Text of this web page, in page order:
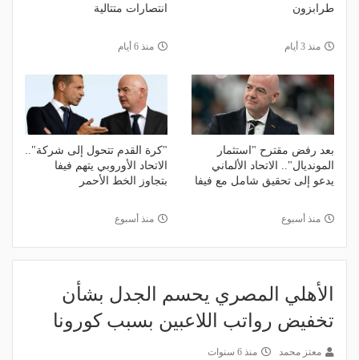
طرابزون
منذ 3 أيام
انتصارات متتالية
منذ 6 أيام
بعد رفض مقترح "استثمار
المونديال".. الاتحاد الألماني
يدعو إلى تحقيق شامل مع فيفا
منذ أسبوع
"كرة القدم تتحول إلى شركة"..
الاتحاد الأوروبي يتهم فيفا
بتجاوز الخط الأحمر
منذ أسبوع
الأهلي المصري يحسم الجدل بشأن
تخفيض رواتب اللاعبين بسبب كورونا
معتز محمد منذ 6 سنوات